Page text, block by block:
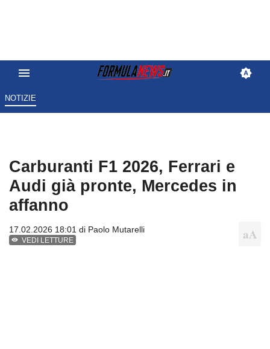
NOTIZIE
Carburanti F1 2026, Ferrari e
Audi già pronte, Mercedes in
affanno
17.02.2026 18:01 di Paolo Mutarelli
VEDI LETTURE